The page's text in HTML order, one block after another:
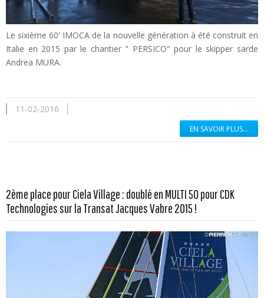
Le sixième 60' IMOCA de la nouvelle génération à été construit en
Italie en 2015 par le chantier " PERSICO" pour le skipper sarde
Andrea MURA.
11-02-2016
EN SAVOIR PLUS...
2ème place pour Ciela Village : doublé en MULTI 50 pour CDK
Technologies sur la Transat Jacques Vabre 2015 !
En savoir plus...